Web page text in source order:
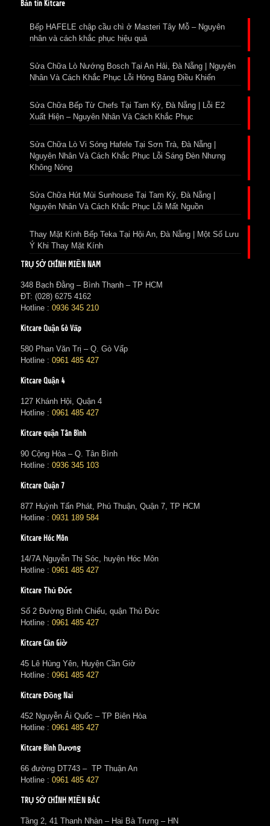
Bản tin Kitcare
Bếp HAFELE chập cầu chì ở Masteri Tây Mỗ – Nguyên
nhân và cách khắc phục hiệu quả
Sửa Chữa Lò Nướng Bosch Tại An Hải, Đà Nẵng | Nguyên
Nhân Và Cách Khắc Phục Lỗi Hỏng Bảng Điều Khiển
Sửa Chữa Bếp Từ Chefs Tại Tam Kỳ, Đà Nẵng | Lỗi E2
Xuất Hiện – Nguyên Nhân Và Cách Khắc Phục
Sửa Chữa Lò Vi Sóng Hafele Tại Sơn Trà, Đà Nẵng |
Nguyên Nhân Và Cách Khắc Phục Lỗi Sáng Đèn Nhưng
Không Nóng
Sửa Chữa Hút Mùi Sunhouse Tại Tam Kỳ, Đà Nẵng |
Nguyên Nhân Và Cách Khắc Phục Lỗi Mất Nguồn
Thay Mặt Kính Bếp Teka Tại Hội An, Đà Nẵng | Một Số Lưu
Ý Khi Thay Mặt Kính
TRỤ SỞ CHÍNH MIỀN NAM
348 Bạch Đằng – Bình Thạnh – TP HCM
ĐT: (028) 6275 4162
Hotline : 0936 345 210
Kitcare Quận Gò Vấp
580 Phan Văn Trị – Q. Gò Vấp
Hotline : 0961 485 427
Kitcare Quận 4
127 Khánh Hội, Quận 4
Hotline : 0961 485 427
Kitcare quận Tân Bình
90 Cộng Hòa – Q. Tân Bình
Hotline : 0936 345 103
Kitcare Quận 7
877 Huỳnh Tấn Phát, Phú Thuận, Quận 7, TP HCM
Hotline : 0931 189 584
Kitcare Hóc Môn
14/7A Nguyễn Thị Sóc, huyện Hóc Môn
Hotline : 0961 485 427
Kitcare Thủ Đức
Số 2 Đường Bình Chiểu, quận Thủ Đức
Hotline : 0961 485 427
Kitcare Cần Giờ
45 Lê Hùng Yên, Huyện Cần Giờ
Hotline : 0961 485 427
Kitcare Đồng Nai
452 Nguyễn Ái Quốc – TP Biên Hòa
Hotline : 0961 485 427
Kitcare Bình Dương
66 đường DT743 – TP Thuận An
Hotline : 0961 485 427
TRỤ SỞ CHÍNH MIỀN BẮC
Tầng 2, 41 Thanh Nhàn – Hai Bà Trưng – HN